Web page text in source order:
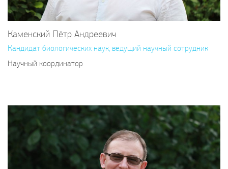
Каменский Пётр Андреевич
Кандидат биологических наук, ведущий научный сотрудник
Научный координатор